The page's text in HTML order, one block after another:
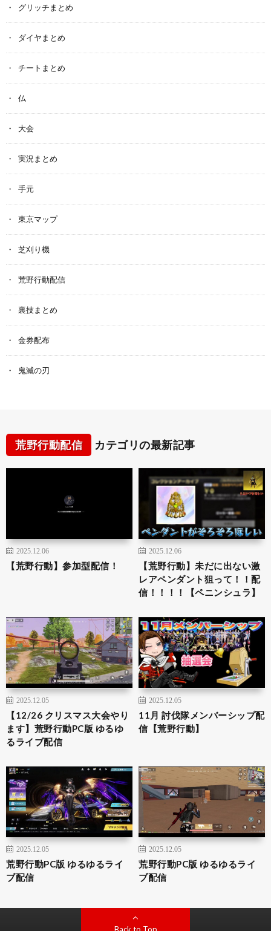
グリッチまとめ
ダイヤまとめ
チートまとめ
仏
大会
実況まとめ
手元
東京マップ
芝刈り機
荒野行動配信
裏技まとめ
金券配布
鬼滅の刃
荒野行動配信 カテゴリの最新記事
2025.12.06
【荒野行動】参加型配信！
2025.12.06
【荒野行動】未だに出ない激
レアペンダント狙って！！配
信！！！！【ペニンシュラ】
2025.12.05
【12/26 クリスマス大会やり
ます】荒野行動PC版 ゆるゆ
るライブ配信
2025.12.05
11月 討伐隊メンバーシップ配
信【荒野行動】
2025.12.05
荒野行動PC版 ゆるゆるライ
ブ配信
2025.12.05
荒野行動PC版 ゆるゆるライ
ブ配信